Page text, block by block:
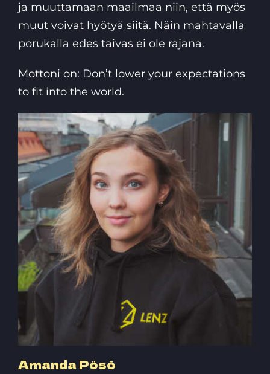
ja muuttamaan maailmaa niin, että myös
muut voivat hyötyä siitä. Näin mahtavalla
porukalla edes taivas ei ole rajana.
Mottoni on: Don’t lower your expectations
to fit into the world.
Amanda Pösö